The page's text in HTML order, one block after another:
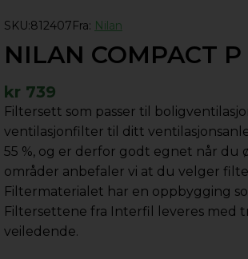
SKU:812407Fra: Nilan
NILAN COMPACT
kr 739
Filtersett som passer til
ventilasjonfilter til ditt
55 %, og er derfor godt egnet når
områder anbefaler vi at du velger
Filtermaterialet har en oppbygging
Filtersettene fra Interfil leveres med
veiledende.